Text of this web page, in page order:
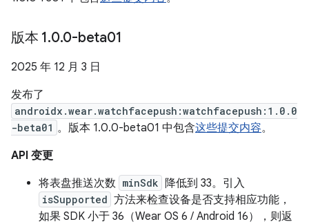
版本 1.0.0-beta01
2025 年 12 月 3 日
发布了
androidx.wear.watchfacepush:watchfacepush:1.0.0
-beta01 。版本 1.0.0-beta01 中包含这些提交内容。
API 变更
将表盘推送次数 minSdk 降低到 33。引入
isSupported 方法来检查设备是否支持相应功能，
如果 SDK 小于 36（Wear OS 6 / Android 16），则返